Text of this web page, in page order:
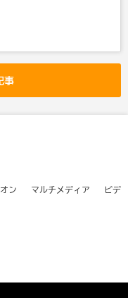
事
ン マルチメディア ビデ